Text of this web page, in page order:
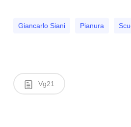
Giancarlo Siani Pianura
Vg21